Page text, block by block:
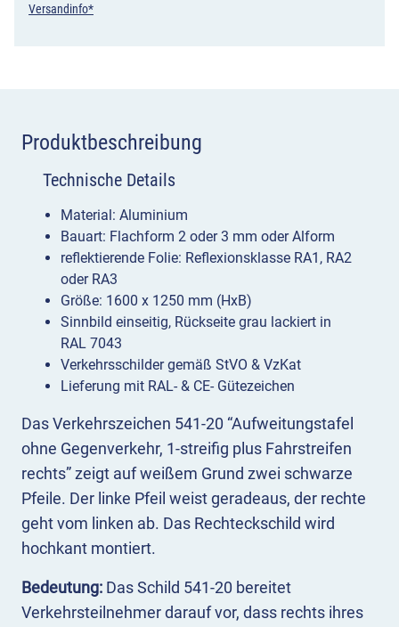
Versandinfo*
Produktbeschreibung
Das Verkehrszeichen 541-20 “Aufweitungstafel
ohne Gegenverkehr, 1-streifig plus Fahrstreifen
rechts” zeigt auf weißem Grund zwei schwarze
Pfeile. Der linke Pfeil weist geradeaus, der rechte
geht vom linken ab. Das Rechteckschild wird
hochkant montiert.
Bedeutung: Das Schild 541-20 bereitet
Verkehrsteilnehmer darauf vor, dass rechts ihres
Technische Details
Material: Aluminium
Bauart: Flachform 2 oder 3 mm oder Alform
reflektierende Folie: Reflexionsklasse RA1, RA2
oder RA3
Größe: 1600 x 1250 mm (HxB)
Sinnbild einseitig, Rückseite grau lackiert in
RAL 7043
Verkehrsschilder gemäß StVO & VzKat
Lieferung mit RAL- & CE- Gütezeichen